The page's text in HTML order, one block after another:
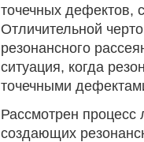
точечных дефектов,
Отличительной
резонансного
ситуация, когда
точечными
Рассмотрен процесс
создающих